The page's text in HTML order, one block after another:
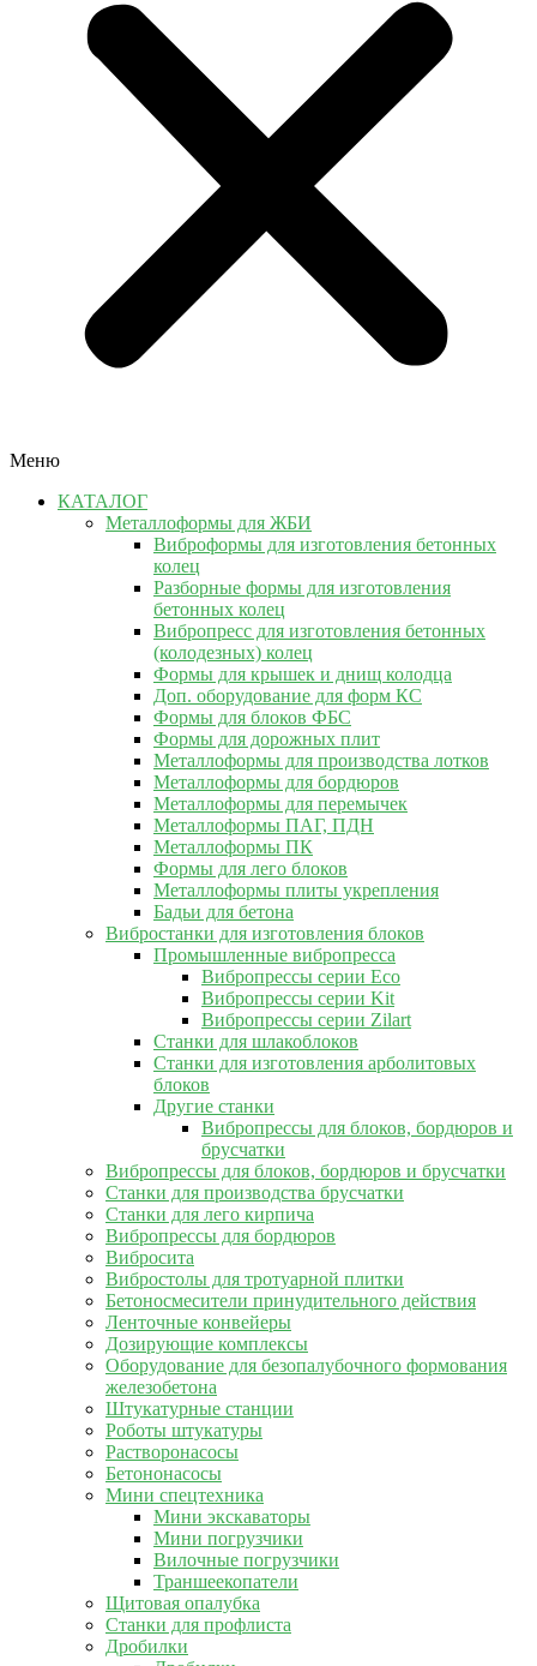
Меню
КАТАЛОГ
Металлоформы для ЖБИ
Виброформы для изготовления бетонных
колец
Разборные формы для изготовления
бетонных колец
Вибропресс для изготовления бетонных
(колодезных) колец
Формы для крышек и днищ колодца
Доп. оборудование для форм КС
Формы для блоков ФБС
Формы для дорожных плит
Металлоформы для производства лотков
Металлоформы для бордюров
Металлоформы для перемычек
Металлоформы ПАГ, ПДН
Металлоформы ПК
Формы для лего блоков
Металлоформы плиты укрепления
Бадьи для бетона
Вибростанки для изготовления блоков
Промышленные вибропресса
Вибропрессы серии Eco
Вибропрессы серии Kit
Вибропрессы серии Zilart
Станки для шлакоблоков
Станки для изготовления арболитовых
блоков
Другие станки
Вибропрессы для блоков, бордюров и
брусчатки
Вибропрессы для блоков, бордюров и брусчатки
Станки для производства брусчатки
Станки для лего кирпича
Вибропрессы для бордюров
Вибросита
Вибростолы для тротуарной плитки
Бетоносмесители принудительного действия
Ленточные конвейеры
Дозирующие комплексы
Оборудование для безопалубочного формования
железобетона
Штукатурные станции
Роботы штукатуры
Растворонасосы
Бетононасосы
Мини спецтехника
Мини экскаваторы
Мини погрузчики
Вилочные погрузчики
Траншеекопатели
Щитовая опалубка
Станки для профлиста
Дробилки